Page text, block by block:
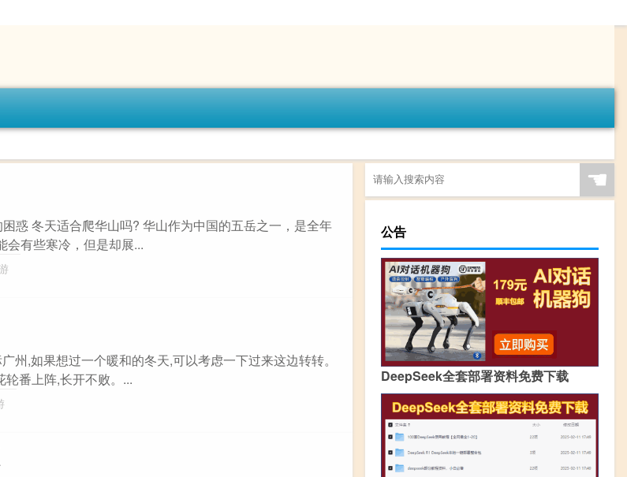
惑 冬天适合爬华山吗? 华山作为中国的五岳之一，是全年
会有些寒冷，但是却展...
州,如果想过一个暖和的冬天,可以考虑一下过来这边转转。
轮番上阵,长开不败。...
☚
公告
DeepSeek全套部署资料免费下载